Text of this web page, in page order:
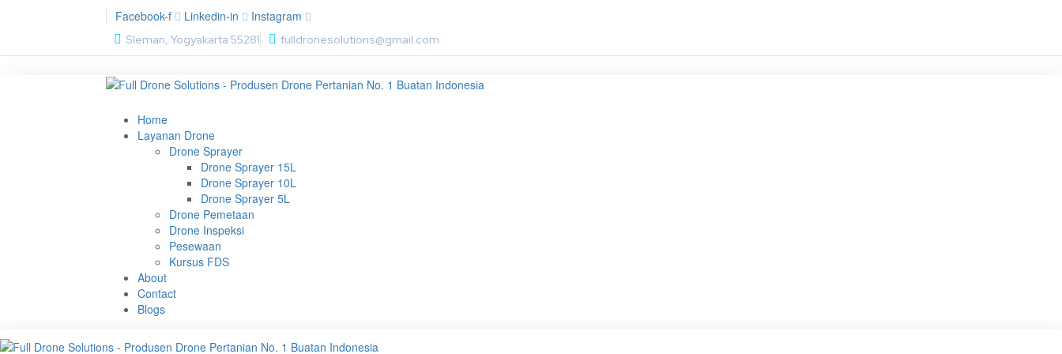
Facebook-f Linkedin-in Instagram
Sleman, Yogyakarta 55281 fulldronesolutions@gmail.com
Home
Layanan Drone
Drone Sprayer
Drone Sprayer 15L
Drone Sprayer 10L
Drone Sprayer 5L
Drone Pemetaan
Drone Inspeksi
Pesewaan
Kursus FDS
About
Contact
Blogs